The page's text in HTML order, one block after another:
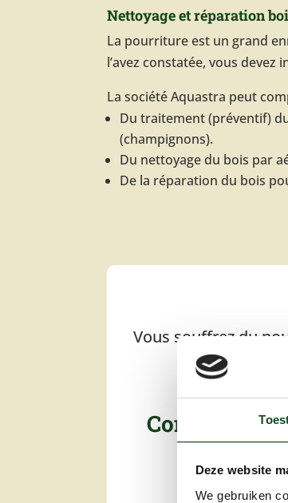
Deze website
We gebruiken
Nettoyage et réparation
La pourriture est un grand
l’avez constatée, vous
La société Aquastra peut
Du traitement (préventif)
(champignons).
Du nettoyage du bois par
De la réparation du bois
Vous souffrez du
Contactez